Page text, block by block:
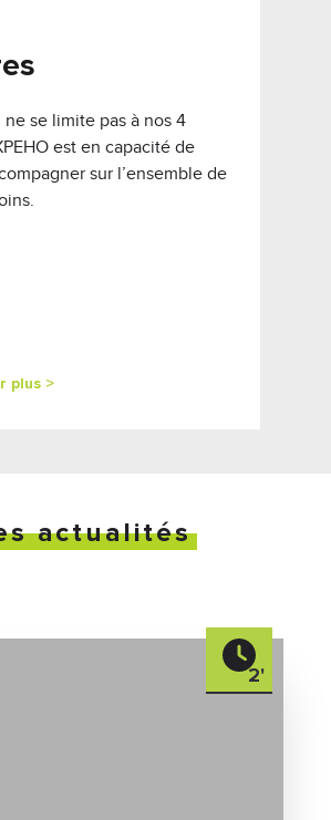
ne se limite pas à nos 4
est en capacité de
sur l’ensemble de
plus >
actualités
2'